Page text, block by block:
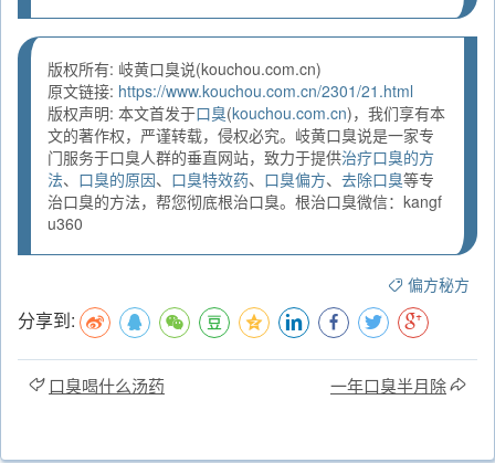
版权所有: 岐黄口臭说(kouchou.com.cn)
原文链接: https://www.kouchou.com.cn/2301/21.html
版权声明: 本文首发于口臭(kouchou.com.cn)，我们享有本
文的著作权，严谨转载，侵权必究。岐黄口臭说是一家专
门服务于口臭人群的垂直网站，致力于提供治疗口臭的方
法、 口臭的原因、 口臭特效药、 口臭偏方、 去除口臭等专
治口臭的方法，帮您彻底根治口臭。根治口臭微信：kangf
u360
偏方秘方
分享到:
口臭喝什么汤药 一年口臭半月除